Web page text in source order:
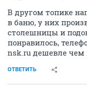
В другом топике
в баню, у них
столешницы и
понравилось,
nsk.ru дешевле чем
ОТВЕТИТЬ